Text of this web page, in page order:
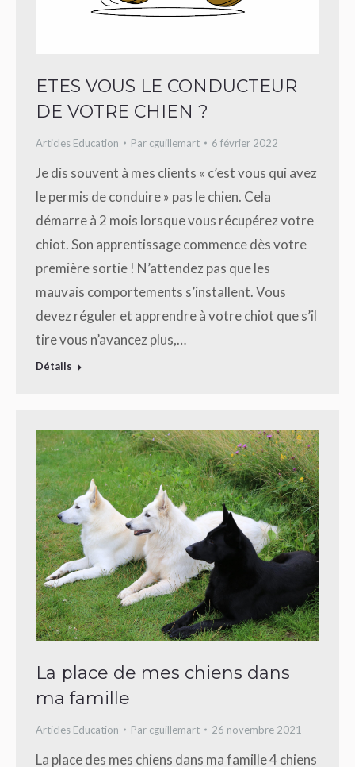
ETES VOUS LE CONDUCTEUR
DE VOTRE CHIEN ?
Articles Education Par cguillemart 6 février 2022
Je dis souvent à mes clients « c’est vous qui avez
le permis de conduire » pas le chien. Cela
démarre à 2 mois lorsque vous récupérez votre
chiot. Son apprentissage commence dès votre
première sortie ! N’attendez pas que les
mauvais comportements s’installent. Vous
devez réguler et apprendre à votre chiot que s’il
tire vous n’avancez plus,…
Détails
La place de mes chiens dans
ma famille
Articles Education Par cguillemart 26 novembre 2021
La place des mes chiens dans ma famille 4 chiens